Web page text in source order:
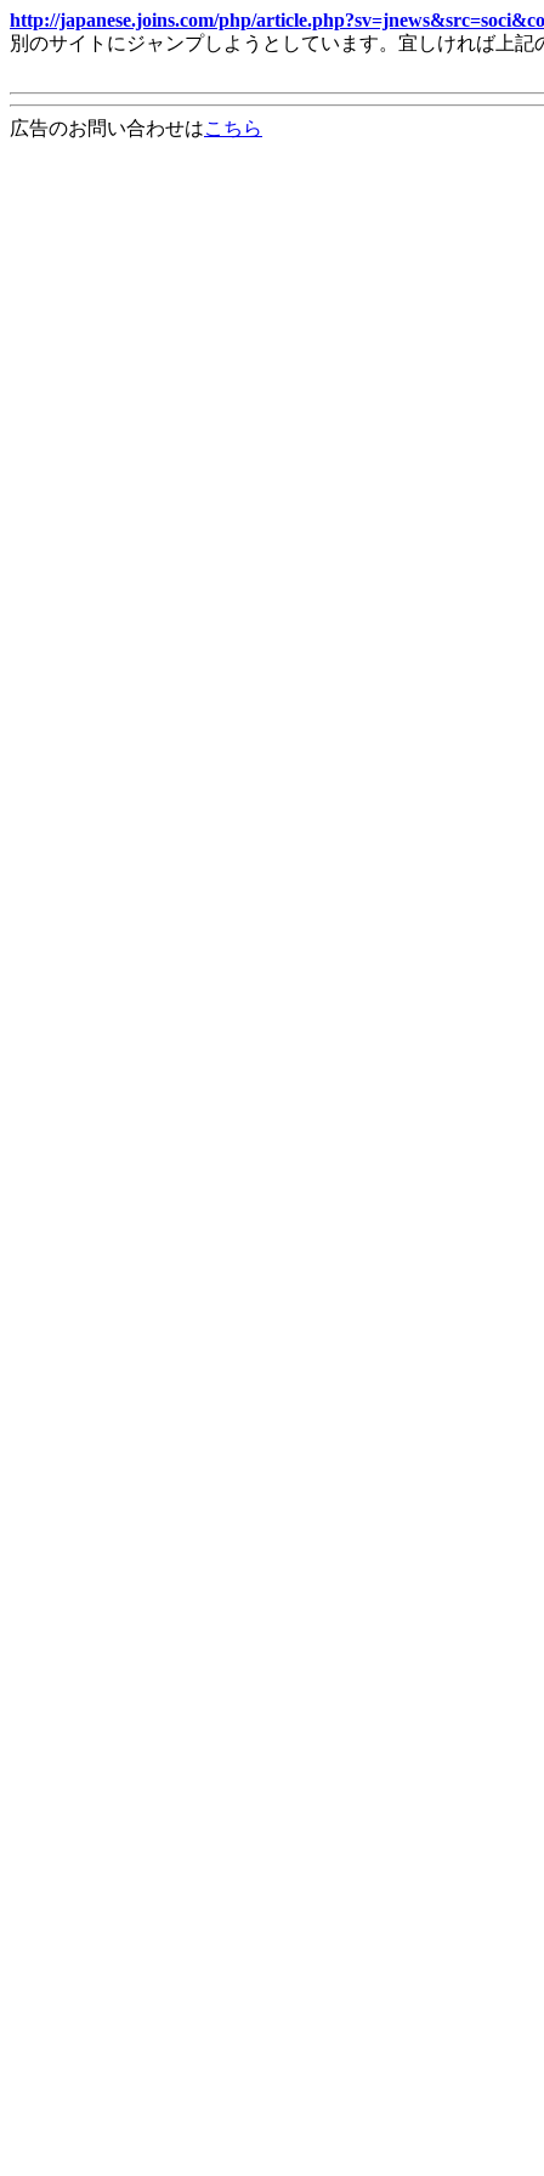
http://japanese.joins.com/php/
別のサイトにジャンプしようとしています。宜しければ上
広告のお問い合わせはこちら